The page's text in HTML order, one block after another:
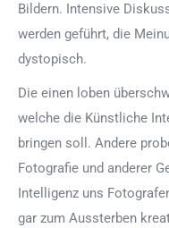
Bildern. Intensive
werden geführt, die
dystopisch.
Die einen loben
welche die Künstliche
bringen soll. Andere
Fotografie und anderer
Intelligenz uns
gar zum Aussterben